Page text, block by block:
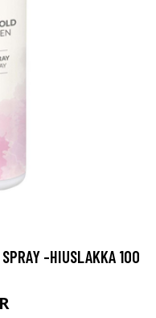
-HIUSLAKKA 100